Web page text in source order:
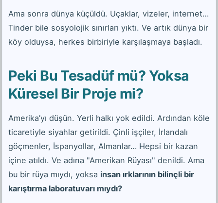
Ama sonra dünya küçüldü. Uçaklar, vizeler, internet…
Tinder bile sosyolojik sınırları yıktı. Ve artık dünya bir
köy olduysa, herkes birbiriyle karşılaşmaya başladı.
Peki Bu Tesadüf mü? Yoksa
Küresel Bir Proje mi?
Amerika’yı düşün. Yerli halkı yok edildi. Ardından köle
ticaretiyle siyahlar getirildi. Çinli işçiler, İrlandalı
göçmenler, İspanyollar, Almanlar… Hepsi bir kazan
içine atıldı. Ve adına "Amerikan Rüyası" denildi. Ama
bu bir rüya mıydı, yoksa insan ırklarının bilinçli bir
karıştırma laboratuvarı mıydı?